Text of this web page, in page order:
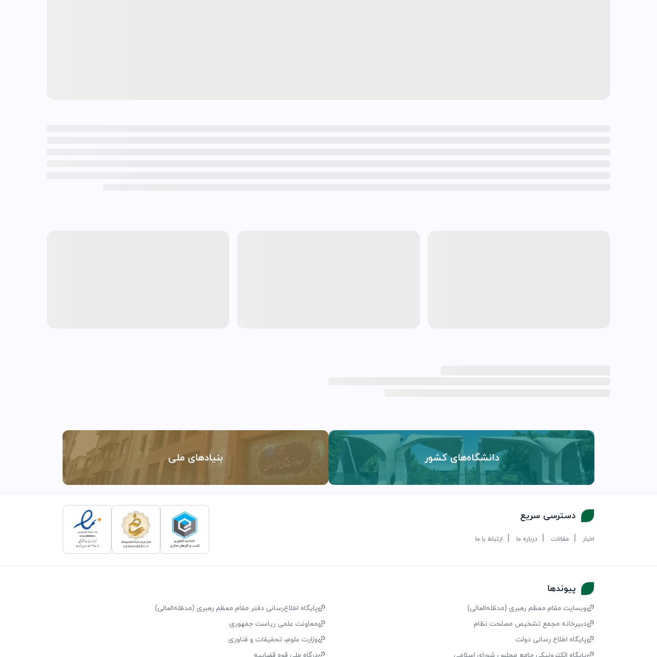
دانشگاه‌های کشور بنیادهای ملی
دسترسی سریع
اخبار مقالات درباره ما ارتباط با ما
پیوندها
وبسایت مقام معظم رهبری (مد‌ظله‌العالی)
پایگاه اطلاع‌رسانی دفتر مقام معظم رهبری (مد‌ظله‌العالی)
دبیرخانه مجمع تشخیص مصلحت نظام
معاونت علمی ریاست جمهوری
پایگاه اطلاع رسانی دولت
وزارت علوم، تحقیقات و فناوری